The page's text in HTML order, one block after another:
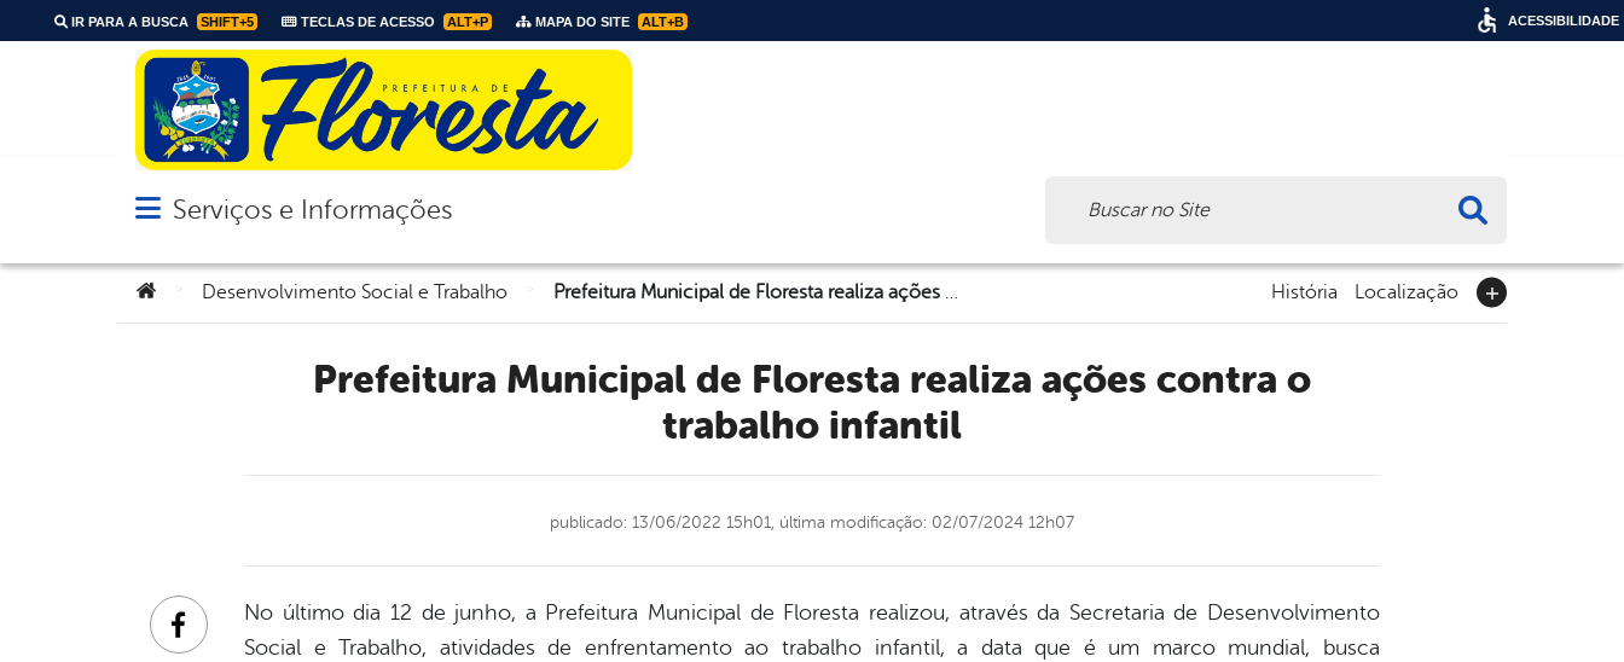
IR PARA A BUSCA SHIFT+5 TECLAS DE ACESSO ALT+P MAPA DO SITE ALT+B
Abrir menu principal de navegação
Serviços e Informações
Você está aqui:Desenvolvimento Social e Trabalho Prefeitura Municipal de Floresta realiza ações contra o trabalho infantil História Localização
Prefeitura Municipal de Floresta realiza ações contra o
trabalho infantil
publicado: 13/06/2022 15h01, última modificação: 02/07/2024 12h07
No último dia 12 de junho, a Prefeitura Municipal de Floresta realizou, através da Secretaria de Desenvolvimento
Social e Trabalho, atividades de enfrentamento ao trabalho infantil, a data que é um marco mundial, busca
Facebook
ACESSIBILIDADE